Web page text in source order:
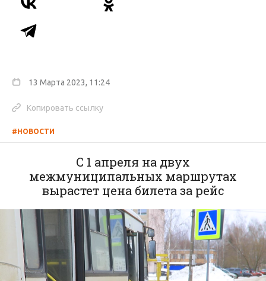
13 Марта 2023, 11:24
Копировать ссылку
#НОВОСТИ
С 1 апреля на двух
межмуниципальных маршрутах
вырастет цена билета за рейс